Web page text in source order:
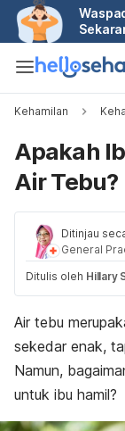
Kehamilan
Apakah
Air Tebu?
Ditinjau
General
Ditulis oleh Hillary
Air tebu
sekedar enak,
Namun,
untuk ibu hamil?